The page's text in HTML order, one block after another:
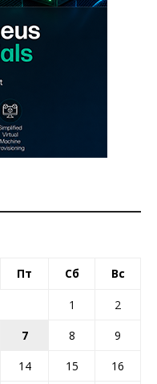
Пт Сб Вс
1
2
7 8
9
14 15
16